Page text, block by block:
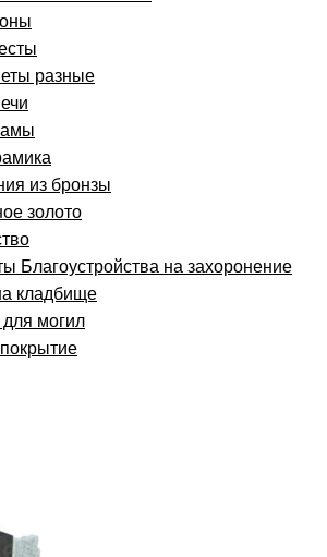
разные
из бронзы
золото
Благоустройства на захоронение
кладбище
могил